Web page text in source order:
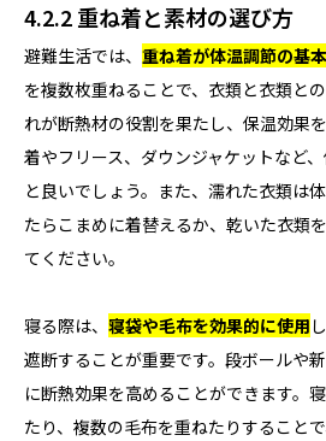
4.2.2 重ね着と素材の選び方
避難生活では、 重ね着が体温調節の基本
を複数枚重ねることで、衣類と衣類と
れが断熱材の役割を果たし、保温効果
着やフリース、ダウンジャケットなど
と良いでしょう。また、濡れた衣類は
たらこまめに着替えるか、乾いた衣類
てください。
寝る際は、 寝袋や毛布を効果的に使用
遮断することが重要です。段ボールや
に断熱効果を高めることができます。
たり、複数の毛布を重ねたりすること